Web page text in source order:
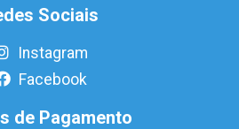
Sociais
Instagram
Facebook
de Pagamento